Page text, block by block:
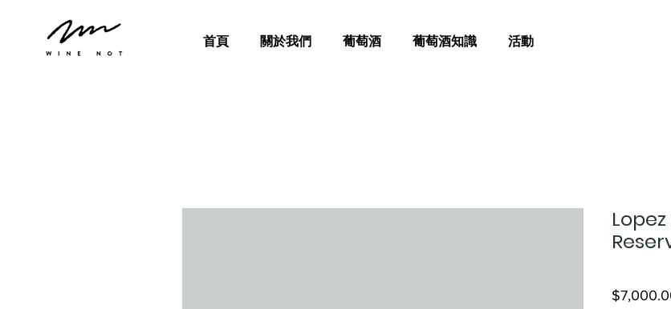
首頁 關於我們 葡萄酒 葡萄酒知識 活動